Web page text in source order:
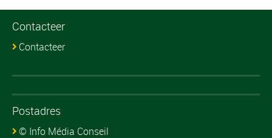
Contacteer
Contacteer
Postadres
© Info Média Conseil